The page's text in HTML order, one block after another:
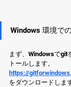
Windows 環境で
まず、Windowsで
トールします。
https://
をダウンロードしま